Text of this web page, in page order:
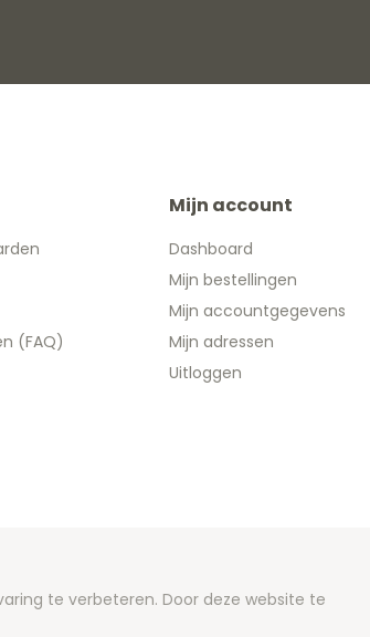
(FAQ)
Mijn account
Dashboard
Mijn bestellingen
Mijn accountgegevens
Mijn adressen
Uitloggen
- Content by Euronotes.be
te verbeteren. Door deze website te